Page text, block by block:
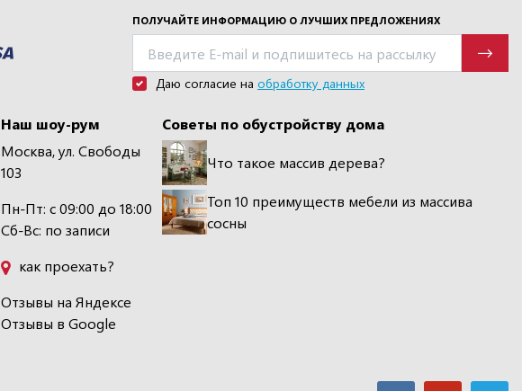
ПОЛУЧАЙТЕ ИНФОРМАЦИЮ О ЛУЧШИХ ПРЕДЛОЖЕНИЯХ
Даю согласие наобработку данных
Наш шоу-рум
Москва, ул. Свободы
103
Пн-Пт: с 09:00 до 18:00
Сб-Вс: по записи
как проехать?
Отзывы на Яндексе
Отзывы в Google
Советы по обустройству дома
Что такое массив дерева?
Топ 10 преимуществ мебели из массива
сосны